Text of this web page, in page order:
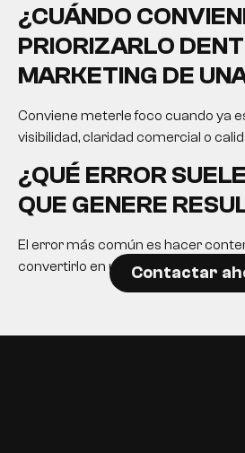
¿CUÁNDO
PRIORIZARLO
MARKETING DE
Conviene meterle foco cuando ya
visibilidad, claridad comercial o
¿QUÉ ERROR
QUE GENERE
El error más común es hacer
convertirlo en una herramienta
Contactar